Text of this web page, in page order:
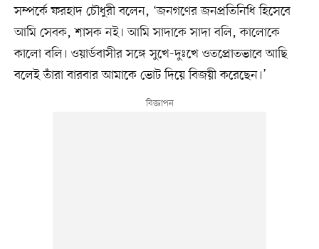
সম্পর্কে ফরহাদ চৌধুরী বলেন, ‘জনগণের জনপ্রতিনিধি হিসেবে
আমি সেবক, শাসক নই। আমি সাদাকে সাদা বলি, কালোকে
কালো বলি। ওয়ার্ডবাসীর সঙ্গে সুখে-দুঃখে ওতপ্রোতভাবে আছি
বলেই তাঁরা বারবার আমাকে ভোট দিয়ে বিজয়ী করেছেন।’